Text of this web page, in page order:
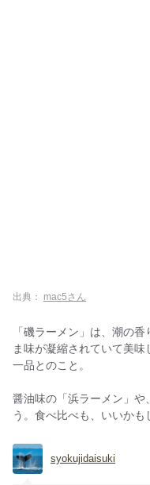
出典： mac5さん
「磯ラーメン」は、潮の
ま味が凝縮されていて美
一品とのこと。
醤油味の「浜ラーメン」や
う。食べ比べも、いいかも
syokujidaisuki